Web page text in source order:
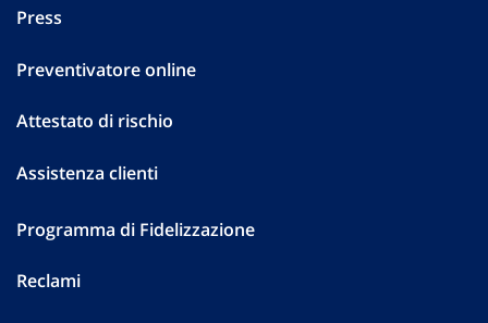
Press
Preventivatore online
Attestato di rischio
Assistenza clienti
Programma di Fidelizzazione
Reclami